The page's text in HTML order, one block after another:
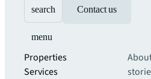
search Contact us
menu
Properties
Services